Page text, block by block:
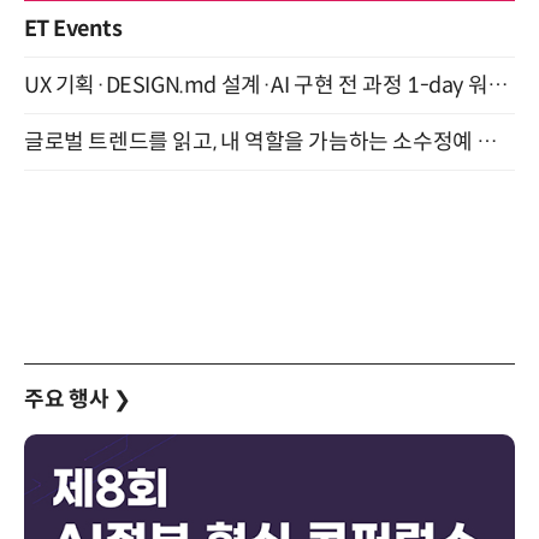
ET Events
UX 기획·DESIGN.md 설계·AI 구현 전 과정 1-day 워크숍 with Claude Code·Codex 9월 15일 개최
글로벌 트렌드를 읽고, 내 역할을 가늠하는 소수정예 실습 워크숍 (8/28)
주요 행사 ❯